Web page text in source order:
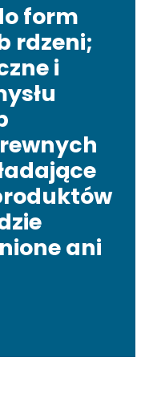
form
rdzeni;
i
ani